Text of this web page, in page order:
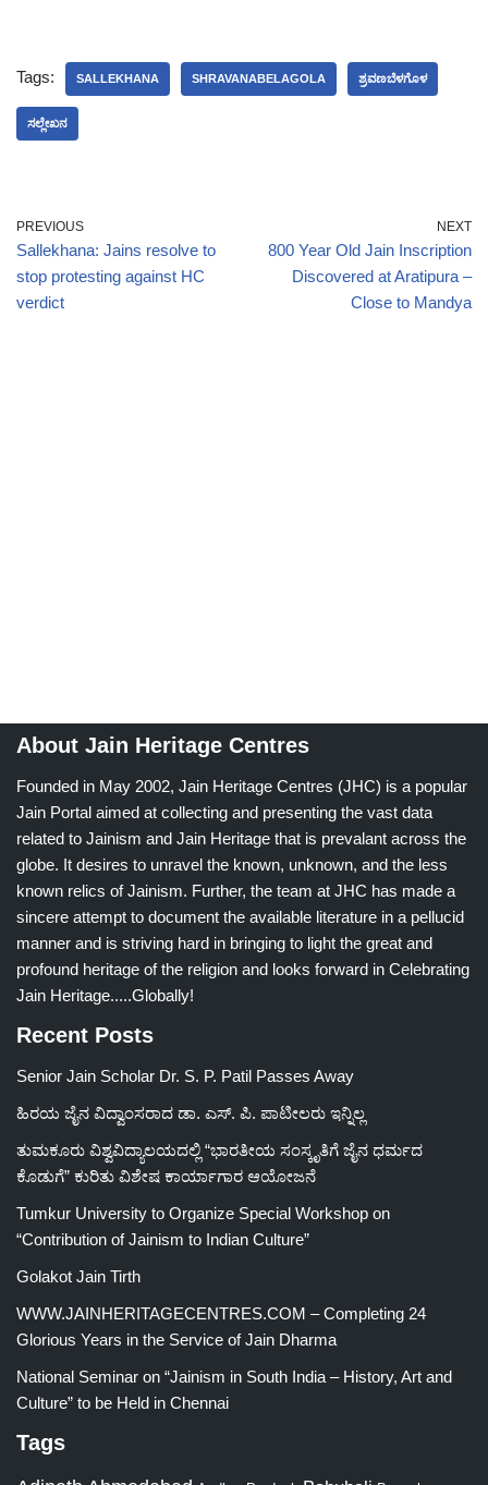
Tags: SALLEKHANA SHRAVANABELAGOLA ಶ್ರವಣಬೆಳಗೊಳ
ಸಲ್ಲೇಖನ
PREVIOUS
Sallekhana: Jains resolve to
stop protesting against HC
verdict
NEXT
800 Year Old Jain Inscription
Discovered at Aratipura –
Close to Mandya
About Jain Heritage Centres
Founded in May 2002, Jain Heritage Centres (JHC) is a popular
Jain Portal aimed at collecting and presenting the vast data
related to Jainism and Jain Heritage that is prevalant across the
globe. It desires to unravel the known, unknown, and the less
known relics of Jainism. Further, the team at JHC has made a
sincere attempt to document the available literature in a pellucid
manner and is striving hard in bringing to light the great and
profound heritage of the religion and looks forward in Celebrating
Jain Heritage.....Globally!
Recent Posts
Senior Jain Scholar Dr. S. P. Patil Passes Away
ಹಿರಯ ಜೈನ ವಿದ್ವಾಂಸರಾದ ಡಾ. ಎಸ್. ಪಿ. ಪಾಟೀಲರು ಇನ್ನಿಲ್ಲ
ತುಮಕೂರು ವಿಶ್ವವಿದ್ಯಾಲಯದಲ್ಲಿ “ಭಾರತೀಯ ಸಂಸ್ಕೃತಿಗೆ ಜೈನ ಧರ್ಮದ
ಕೊಡುಗೆ” ಕುರಿತು ವಿಶೇಷ ಕಾರ್ಯಾಗಾರ ಆಯೋಜನೆ
Tumkur University to Organize Special Workshop on
“Contribution of Jainism to Indian Culture”
Golakot Jain Tirth
WWW.JAINHERITAGECENTRES.COM – Completing 24
Glorious Years in the Service of Jain Dharma
National Seminar on “Jainism in South India – History, Art and
Culture” to be Held in Chennai
Tags